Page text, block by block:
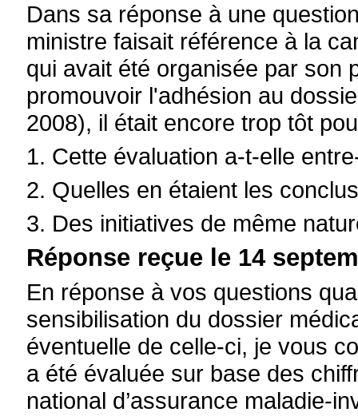
Dans sa réponse à une
ministre faisait référence à la
qui avait été organisée par son
promouvoir l'adhésion au
2008), il était encore trop tôt
1. Cette évaluation a-t-elle
2. Quelles en étaient les
3. Des initiatives de même
Réponse reçue le 14
En réponse à vos questions
sensibilisation du dossier
éventuelle de celle-ci, je vous
a été évaluée sur base des
national d’assurance maladie-